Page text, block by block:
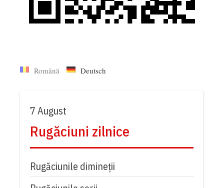
Română Deutsch
7 August
Rugăciuni zilnice
Rugăciunile dimineții